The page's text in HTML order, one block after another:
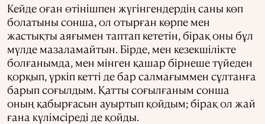
Кейде оған өтінішпен жүгінгендердің саны көп
болатыны сонша, ол отырған көрпе мен
жастықты аяғымен таптап кететін, бірақ оны бұл
мүлде мазаламайтын. Бірде, мен кезекшілікте
болғанымда, мен мінген қашар бірнеше түйеден
қорқып, үркіп кетті де бар салмағыммен сұлтанға
барып соғылдым. Қатты соғылғаным сонша
оның қабырғасын ауыртып қойдым; бірақ ол жай
ғана күлімсіреді де қойды.